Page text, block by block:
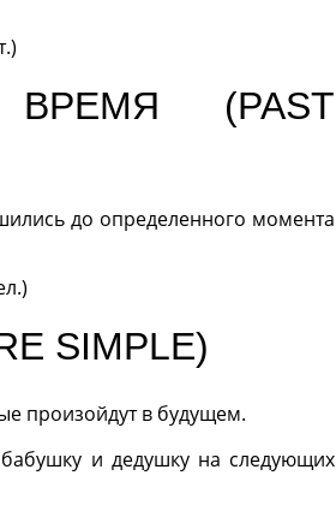
(PAST
до определенного момента
SIMPLE)
произойдут в будущем.
и дедушку на следующих